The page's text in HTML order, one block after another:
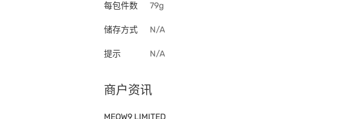
每包件数 79g
储存方式 N/A
提示 N/A
商户资讯
MEOW9 LIMITED